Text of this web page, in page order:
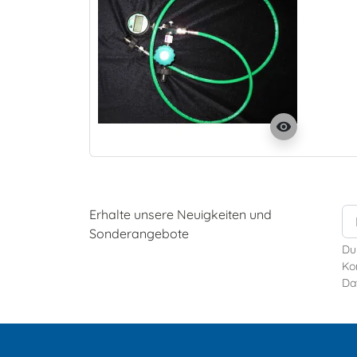
visibility
Erhalte unsere Neuigkeiten und
Sonderangebote